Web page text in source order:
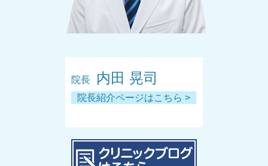
院長 内田 晃司
院長紹介ページはこちら >